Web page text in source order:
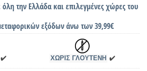
την Ελλάδα και επιλεγμένες χώρες του
εξόδων άνω των 39,99€
✔️ ΧΩΡΙΣ ΓΛΟΥΤΕΝΗ ✔️